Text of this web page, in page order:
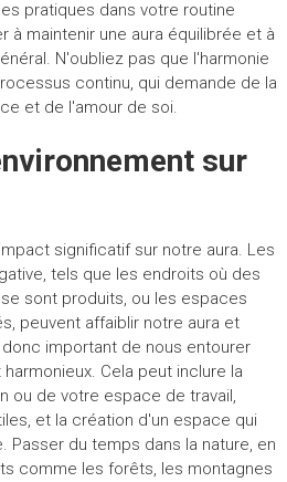
pratiques dans votre routine
à maintenir une aura équilibrée et à
N'oubliez pas que l'harmonie
continu, qui demande de la
et de l'amour de soi.
sur
significatif sur notre aura. Les
tels que les endroits où des
sont produits, ou les espaces
peuvent affaiblir notre aura et
important de nous entourer
Cela peut inclure la
ou de votre espace de travail,
et la création d'un espace qui
Passer du temps dans la nature, en
comme les forêts, les montagnes